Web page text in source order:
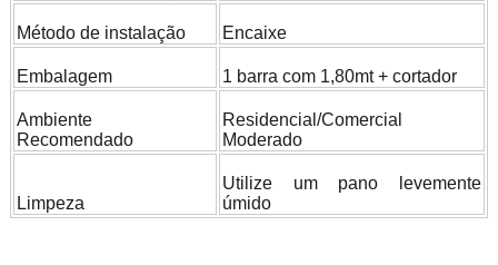
Método de instalação Encaixe
Embalagem 1 barra com 1,80mt + cortador
Ambiente
Recomendado
Residencial/Comercial
Moderado
Limpeza
Utilize um pano levemente
úmido